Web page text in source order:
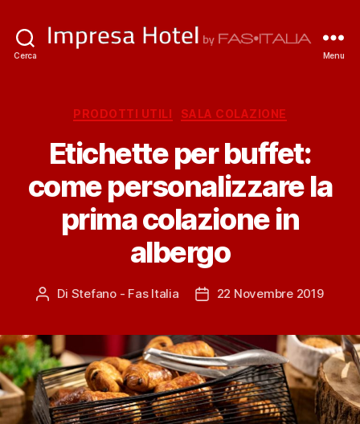
Cerca Menu
Categorie
PRODOTTI UTILI SALA COLAZIONE
Etichette per buffet:
come personalizzare la
prima colazione in
albergo
Autore
Di Stefano - Fas Italia
Data22 Novembre 2019